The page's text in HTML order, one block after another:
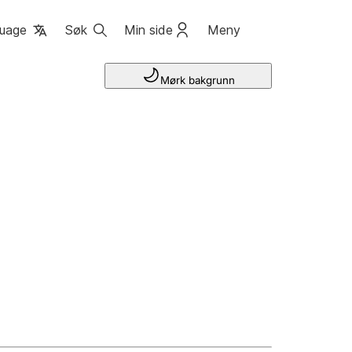
Søk Min side Meny
Mørk bakgrunn